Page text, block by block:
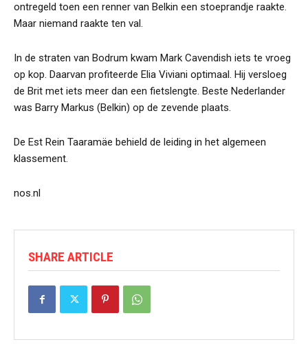
ontregeld toen een renner van Belkin een stoeprandje raakte.
Maar niemand raakte ten val.
In de straten van Bodrum kwam Mark Cavendish iets te vroeg
op kop. Daarvan profiteerde Elia Viviani optimaal. Hij versloeg
de Brit met iets meer dan een fietslengte. Beste Nederlander
was Barry Markus (Belkin) op de zevende plaats.
De Est Rein Taaramäe behield de leiding in het algemeen
klassement.
nos.nl
SHARE ARTICLE